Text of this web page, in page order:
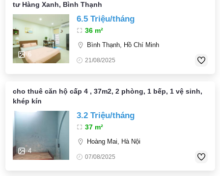
tư Hàng Xanh, Bình Thạnh
6
6.5 Triệu/tháng
36 m²
Bình Thạnh, Hồ Chí Minh
21/08/2025
cho thuê căn hộ cấp 4 , 37m2, 2 phòng, 1 bếp, 1 vệ sinh,
khép kín
4
3.2 Triệu/tháng
37 m²
Hoàng Mai, Hà Nội
07/08/2025